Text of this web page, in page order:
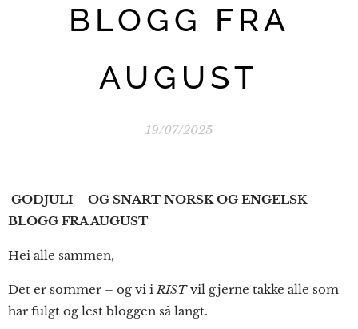
BLOGG FRA
AUGUST
19/07/2025
GODJULI – OG SNART NORSK OG ENGELSK
BLOGG FRA AUGUST
Hei alle sammen,
Det er sommer – og vi iRISTvil gjerne takke alle som
har fulgt og lest bloggen så langt.